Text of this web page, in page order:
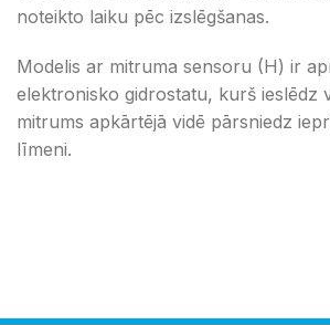
noteikto laiku pēc izslēgšanas.
Modelis ar mitruma sensoru (H) ir
elektronisko gidrostatu, kurš ieslēdz
mitrums apkārtējā vidē pārsniedz
līmeni.